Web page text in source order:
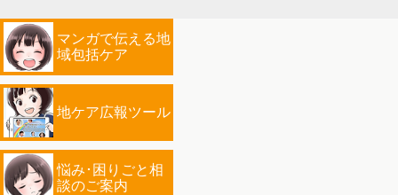
マンガで伝える地
域包括ケア
地ケア広報ツール
悩み･困りごと相
談のご案内